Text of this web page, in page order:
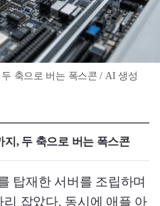
축으로 버는 폭스콘 / AI 생성
, 두 축으로 버는 폭스콘
탑재한 서버를 조립하며
잡았다. 동시에 애플 아